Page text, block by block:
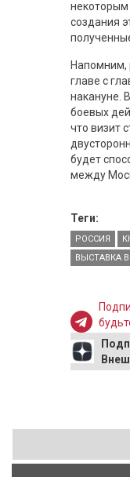
создания
Напомним,
главе с
накануне.
боевых
что визит
будет
между
Теги:
РОССИЯ
ВЫСТАВКА